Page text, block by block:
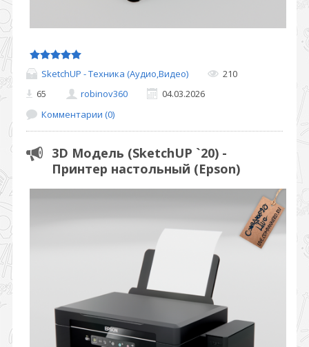
SketchUP - Техника (Аудио,Видео)
210
65
robinov360
04.03.2026
Комментарии (0)
3D Модель (SketchUP `20) -
Принтер настольный (Epson)